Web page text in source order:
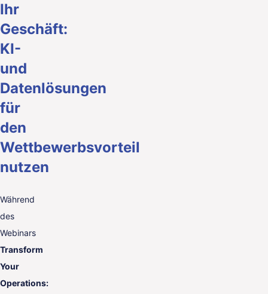
Ihr
Geschäft:
KI-
und
Datenlösungen
für
den
Wettbewerbsvorteil
nutzen
Während
des
Webinars
Transform
Your
Operations: